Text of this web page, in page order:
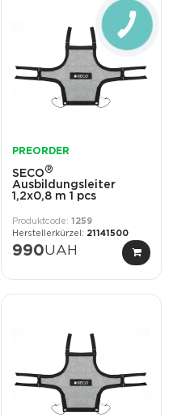
PREORDER
SECO®
Ausbildungsleiter
1,2x0,8 m 1 pcs
1259
21141500
990UAH
CALL
BUTTON